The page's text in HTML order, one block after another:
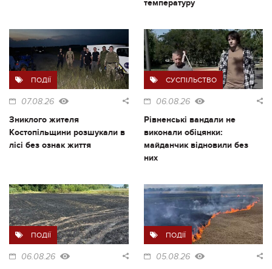
температуру
ПОДІЇ
07.08.26
Зниклого жителя
Костопільщини розшукали в
лісі без ознак життя
СУСПІЛЬСТВО
06.08.26
Рівненські вандали не
виконали обіцянки:
майданчик відновили без
них
ПОДІЇ
06.08.26
ПОДІЇ
05.08.26